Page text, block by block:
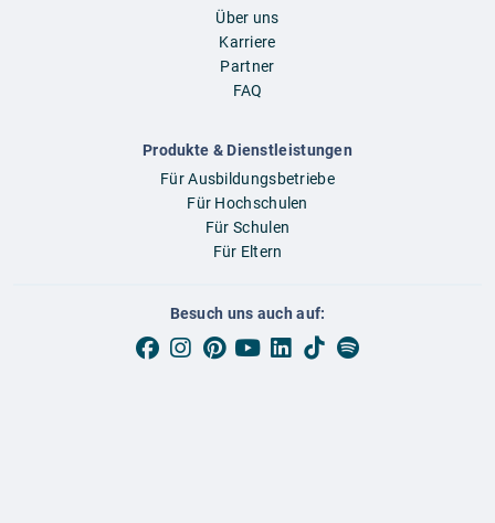
Über uns
Karriere
Partner
FAQ
Produkte & Dienstleistungen
Für Ausbildungsbetriebe
Für Hochschulen
Für Schulen
Für Eltern
Besuch uns auch auf: